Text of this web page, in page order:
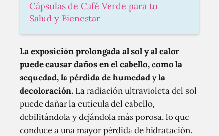
Cápsulas de Café Verde para tu
Salud y Bienestar
La exposición prolongada al sol y al calor
puede causar daños en el cabello, como la
sequedad, la pérdida de humedad y la
decoloración. La radiación ultravioleta del sol
puede dañar la cutícula del cabello,
debilitándola y dejándola más porosa, lo que
conduce a una mayor pérdida de hidratación.